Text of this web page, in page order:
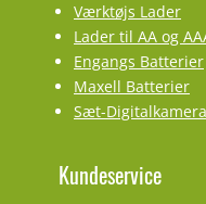
Værktøjs Lader
Lader til AA og
Engangs Batterier
Maxell Batterier
Sæt-Digitalkamera
Kundeservice